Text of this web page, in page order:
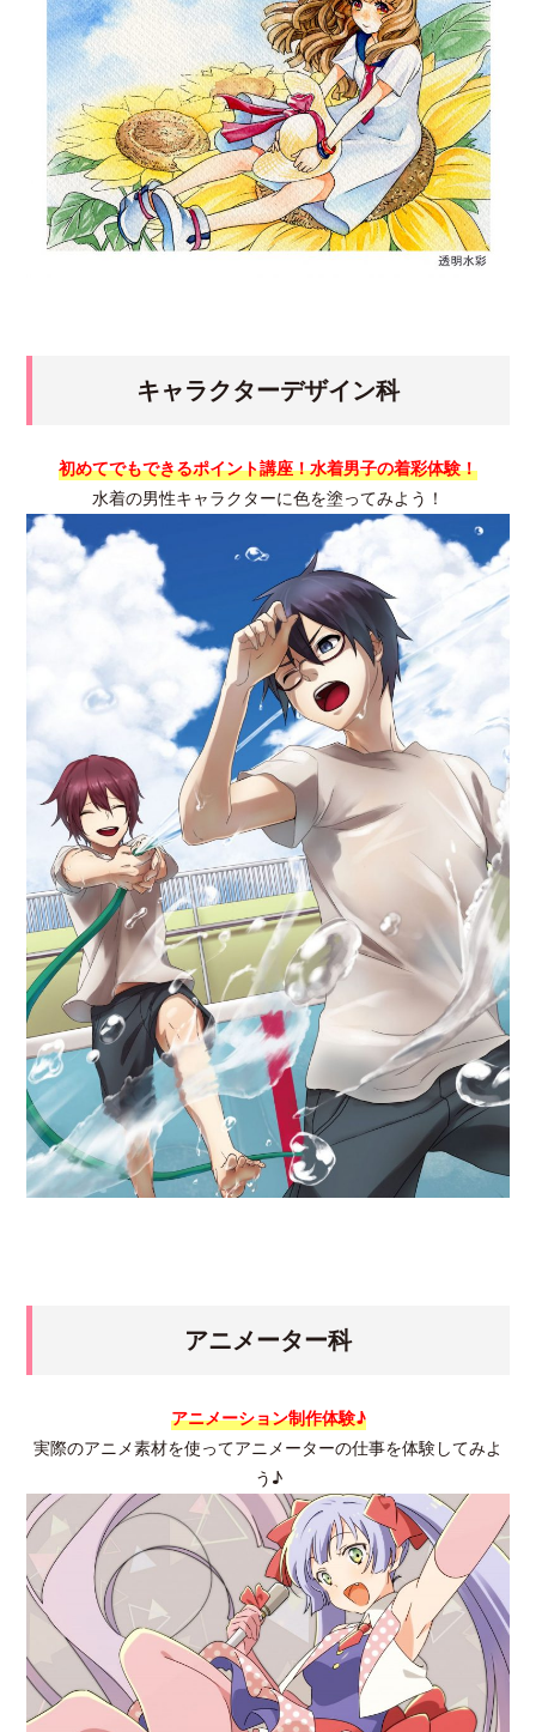
キャラクターデザイン科
初めてでもできるポイント講座！水着男子の着彩体験！
水着の男性キャラクターに色を塗ってみよう！
アニメーター科
アニメーション制作体験♪
実際のアニメ素材を使ってアニメーターの仕事を体験してみよ
う♪